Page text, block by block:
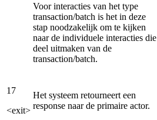
Voor interacties van het type
transaction/batch is het in deze
stap noodzakelijk om te kijken
naar de individuele interacties die
deel uitmaken van de
transaction/batch.
17
<exit>
Het systeem retourneert een
response naar de primaire actor.